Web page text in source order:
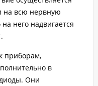
на всю нервную
него надвигается
приборам,
в
Они